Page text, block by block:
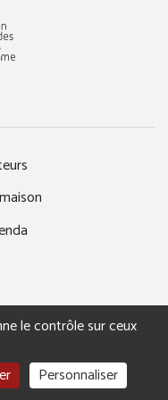
CONTACTER
le contrôle sur ceux
Personnaliser